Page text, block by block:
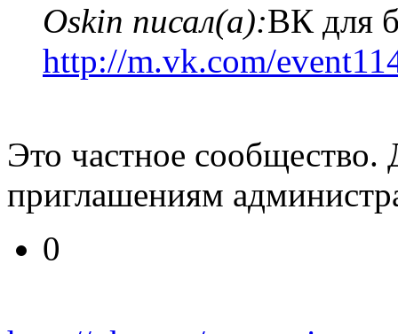
Oskin писал(а):ВК для
http://m.vk.com/
Это частное сообщество.
приглашениям
0